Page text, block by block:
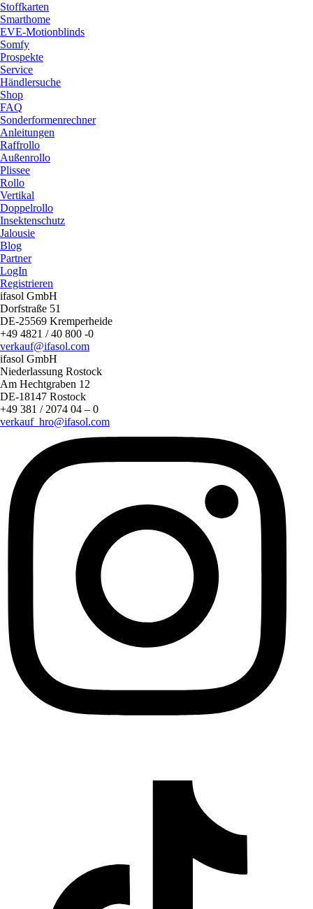
Stoffkarten
Smarthome
EVE-Motionblinds
Somfy
Prospekte
Service
Händlersuche
Shop
FAQ
Sonderformenrechner
Anleitungen
Raffrollo
Außenrollo
Plissee
Rollo
Vertikal
Doppelrollo
Insektenschutz
Jalousie
Blog
Partner
LogIn
Registrieren
ifasol GmbH
Dorfstraße 51
DE-25569 Kremperheide
+49 4821 / 40 800 -0
verkauf@ifasol.com
ifasol GmbH
Niederlassung Rostock
Am Hechtgraben 12
DE-18147 Rostock
+49 381 / 2074 04 – 0
verkauf_hro@ifasol.com